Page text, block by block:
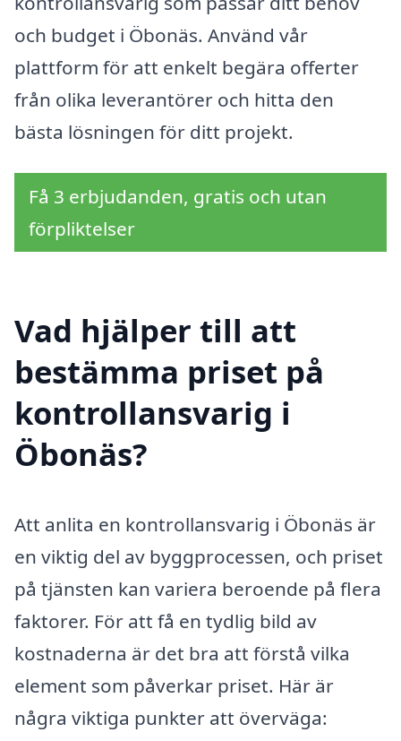
och budget i Öbonäs. Använd vår
plattform för att enkelt begära offerter
från olika leverantörer och hitta den
bästa lösningen för ditt projekt.
Få 3 erbjudanden, gratis och utan
förpliktelser
Vad hjälper till att
bestämma priset på
kontrollansvarig i
Öbonäs?
Att anlita en kontrollansvarig i Öbonäs är
en viktig del av byggprocessen, och priset
på tjänsten kan variera beroende på flera
faktorer. För att få en tydlig bild av
kostnaderna är det bra att förstå vilka
element som påverkar priset. Här är
några viktiga punkter att överväga: